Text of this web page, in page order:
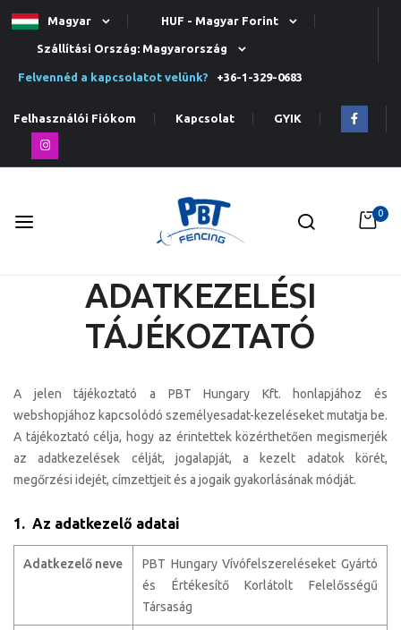
Magyar HUF - Magyar Forint
Szállítási Ország: Magyarország
Felvennéd a kapcsolatot velünk? +36-1-329-0683
Felhasználói Fiókom Kapcsolat GYIK
0
ADATKEZELÉSI
TÁJÉKOZTATÓ
A jelen tájékoztató a PBT Hungary Kft. honlapjához és
webshopjához kapcsolódó személyesadat-kezeléseket mutatja be.
A tájékoztató célja, hogy az érintettek közérthetően megismerjék
az adatkezelések célját, jogalapját, a kezelt adatok körét,
megőrzési idejét, címzettjeit és a jogaik gyakorlásának módját.
1. Az adatkezelő adatai
Adatkezelő neve
PBT Hungary Vívófelszereléseket Gyártó
és Értékesítő Korlátolt Felelősségű
Társaság